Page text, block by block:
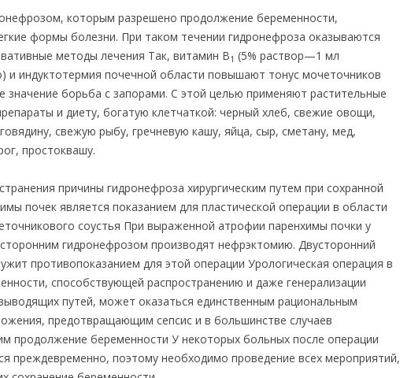
которым разрешено продолжение беременности,
формы болезни. При таком течении гидронефроза оказываются
методы лечения Так, витамин B1 (5% раствор—1 мл
и индуктотермия почечной области повышают тонус мочеточников
значение борьба с запорами. С этой целью применяют растительные
и диету, богатую клетчаткой: черный хлеб, свежие овощи,
свежую рыбу, гречневую кашу, яйца, сыр, сметану, мед,
простоквашу.
причины гидронефроза хирургическим путем при сохранной
почек является показанием для пластической операции в области
соустья При выраженной атрофии паренхимы почки у
гидронефрозом производят нефрэктомию. Двусторонний
противопоказанием для этой операции Урологическая операция в
способствующей распространению и даже генерализации
путей, может оказаться единственным рациональным
предотвращающим сепсис и в большинстве случаев
продолжение беременности У некоторых больных после операции
преждевременно, поэтому необходимо проведение всех мероприятий,